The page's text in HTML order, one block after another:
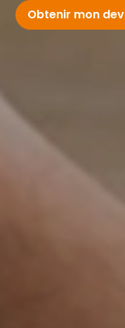
Obtenir mon